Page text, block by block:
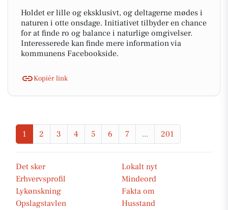
Holdet er lille og eksklusivt, og deltagerne mødes i
naturen i otte onsdage. Initiativet tilbyder en chance
for at finde ro og balance i naturlige omgivelser.
Interesserede kan finde mere information via
kommunens Facebookside.
Kopiér link
1 2 3 4 5 6 7 ... 201
Det sker
Lokalt nyt
Erhvervsprofil
Mindeord
Lykønskning
Fakta om
Opslagstavlen
Husstand